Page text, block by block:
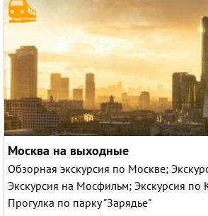
Москва на выходные
Обзорная экскурсия по Москве;
Экскурсия на Мосфильм; Экскурсия
Прогулка по парку "Зарядье"